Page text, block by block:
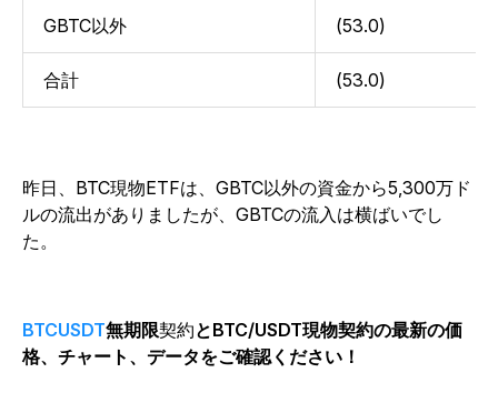
GBTC以外 (53.0)
合計 (53.0)
昨日、BTC現物ETFは、GBTC以外の資金から5,300万ド
ルの流出がありましたが、GBTCの流入は横ばいでし
た。
BTCUSDT無期限契約とBTC/USDT現物契約の最新の価
格、チャート、データをご確認ください！